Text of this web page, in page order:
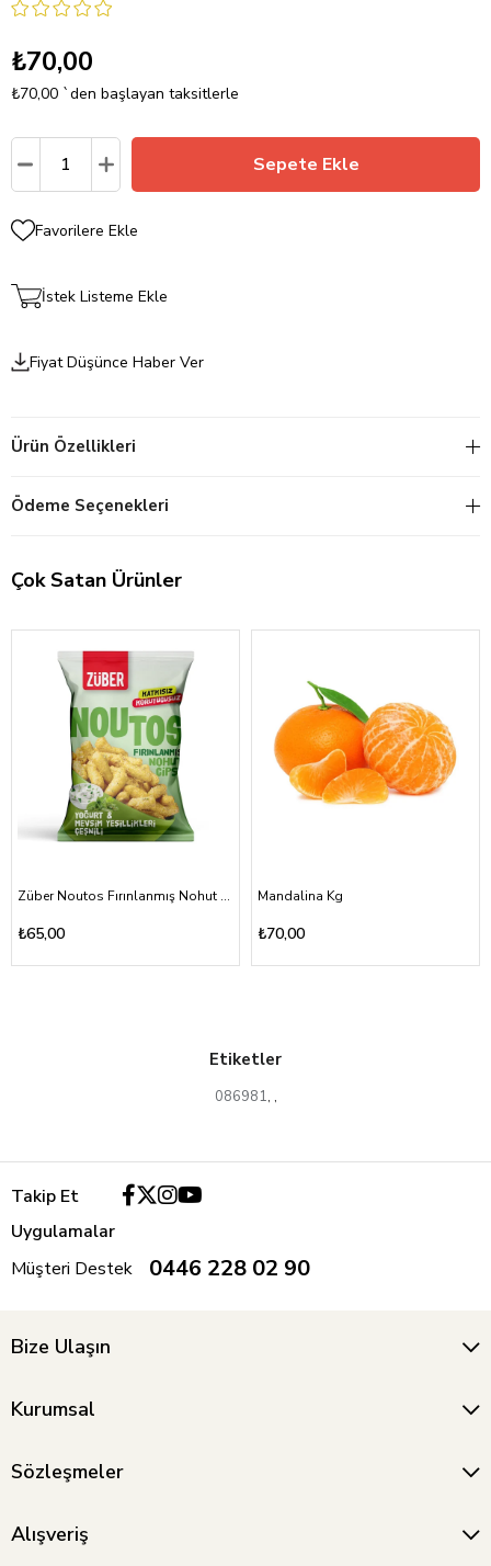
₺70,00
₺70,00 `den başlayan taksitlerle
Favorilere Ekle
İstek Listeme Ekle
Fiyat Düşünce Haber Ver
Ürün Özellikleri
Ödeme Seçenekleri
Çok Satan Ürünler
Züber Noutos Fırınlanmış Nohut Cipsi Yoğurt Mevsim Yeşillikleri 55gr
₺65,00
Mandalina Kg
₺70,00
Etiketler
086981, ,
Takip Et
Uygulamalar
Müşteri Destek
0446 228 02 90
Bize Ulaşın
Kurumsal
Sözleşmeler
Alışveriş